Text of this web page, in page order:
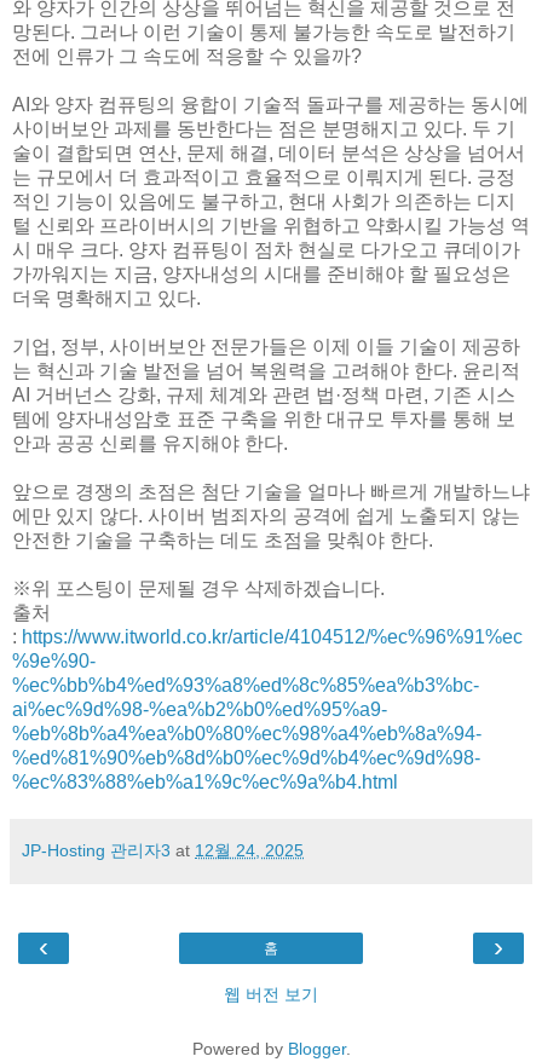
와 양자가 인간의 상상을 뛰어넘는 혁신을 제공할 것으로 전
망된다. 그러나 이런 기술이 통제 불가능한 속도로 발전하기
전에 인류가 그 속도에 적응할 수 있을까?
AI와 양자 컴퓨팅의 융합이 기술적 돌파구를 제공하는 동시에
사이버보안 과제를 동반한다는 점은 분명해지고 있다. 두 기
술이 결합되면 연산, 문제 해결, 데이터 분석은 상상을 넘어서
는 규모에서 더 효과적이고 효율적으로 이뤄지게 된다. 긍정
적인 기능이 있음에도 불구하고, 현대 사회가 의존하는 디지
털 신뢰와 프라이버시의 기반을 위협하고 약화시킬 가능성 역
시 매우 크다. 양자 컴퓨팅이 점차 현실로 다가오고 큐데이가
가까워지는 지금, 양자내성의 시대를 준비해야 할 필요성은
더욱 명확해지고 있다.
기업, 정부, 사이버보안 전문가들은 이제 이들 기술이 제공하
는 혁신과 기술 발전을 넘어 복원력을 고려해야 한다. 윤리적
AI 거버넌스 강화, 규제 체계와 관련 법·정책 마련, 기존 시스
템에 양자내성암호 표준 구축을 위한 대규모 투자를 통해 보
안과 공공 신뢰를 유지해야 한다.
앞으로 경쟁의 초점은 첨단 기술을 얼마나 빠르게 개발하느냐
에만 있지 않다. 사이버 범죄자의 공격에 쉽게 노출되지 않는
안전한 기술을 구축하는 데도 초점을 맞춰야 한다.
※위 포스팅이 문제될 경우 삭제하겠습니다.
출처
: https://www.itworld.co.kr/article/4104512/%ec%96%91%ec
%9e%90-
%ec%bb%b4%ed%93%a8%ed%8c%85%ea%b3%bc-
ai%ec%9d%98-%ea%b2%b0%ed%95%a9-
%eb%8b%a4%ea%b0%80%ec%98%a4%eb%8a%94-
%ed%81%90%eb%8d%b0%ec%9d%b4%ec%9d%98-
%ec%83%88%eb%a1%9c%ec%9a%b4.html
JP-Hosting 관리자3 at 12월 24, 2025
‹ ›
홈
웹 버전 보기
Powered by Blogger.